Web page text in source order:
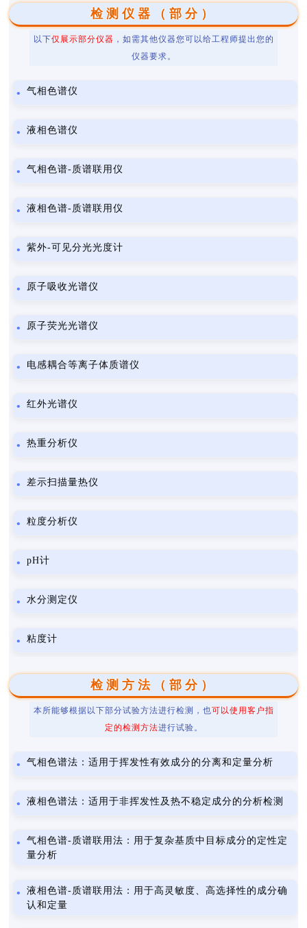
检测仪器（部分）
以下仅展示部分仪器 ，如需其他仪器您可以给工程师提出您的
仪器要求。
气相色谱仪
液相色谱仪
气相色谱-质谱联用仪
液相色谱-质谱联用仪
紫外-可见分光光度计
原子吸收光谱仪
原子荧光光谱仪
电感耦合等离子体质谱仪
红外光谱仪
热重分析仪
差示扫描量热仪
粒度分析仪
pH计
水分测定仪
粘度计
检测方法（部分）
本所能够根据以下部分试验方法进行检测，也可以使用客户指
定的检测方法进行试验。
气相色谱法：适用于挥发性有效成分的分离和定量分析
液相色谱法：适用于非挥发性及热不稳定成分的分析检测
气相色谱-质谱联用法：用于复杂基质中目标成分的定性定
量分析
液相色谱-质谱联用法：用于高灵敏度、高选择性的成分确
认和定量